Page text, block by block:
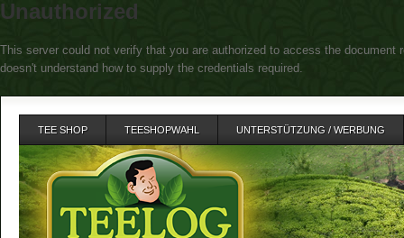
Unauthorized
This server could not verify that you are authorized to access the
doesn't understand how to supply the credentials required.
TEE SHOP TEESHOPWAHL UNTERSTÜTZUNG / WERBUNG